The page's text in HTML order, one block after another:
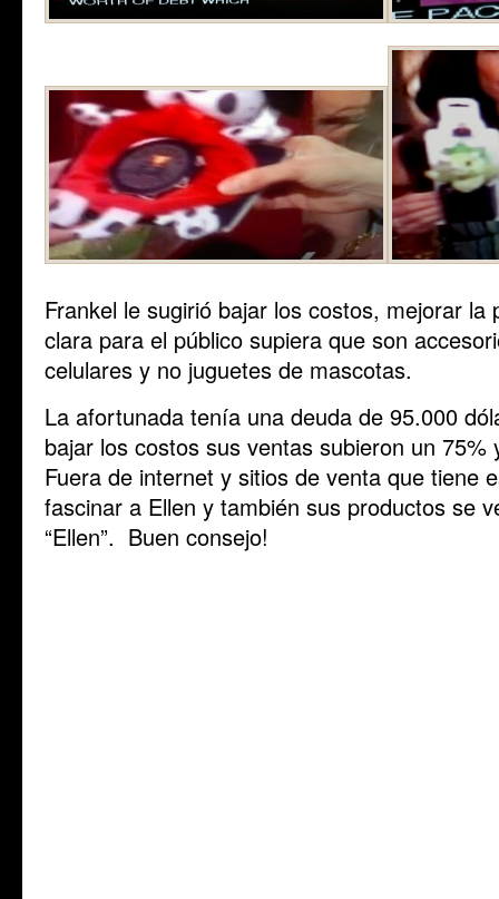
Frankel le sugirió bajar los costos, mejorar
clara para el público supiera que son
celulares y no juguetes de mascotas.
La afortunada tenía una deuda de 95.000
bajar los costos sus ventas subieron un
Fuera de internet y sitios de venta que tiene
fascinar a Ellen y también sus productos se
“Ellen”. Buen consejo!